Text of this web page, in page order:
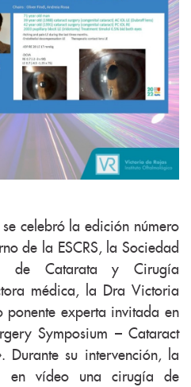
celebró la edición número
de la ESCRS, la Sociedad
de Catarata y Cirugía
médica, la Dra Victoria
experta invitada en
Symposium – Cataract
Durante su intervención, la
en vídeo una cirugía de